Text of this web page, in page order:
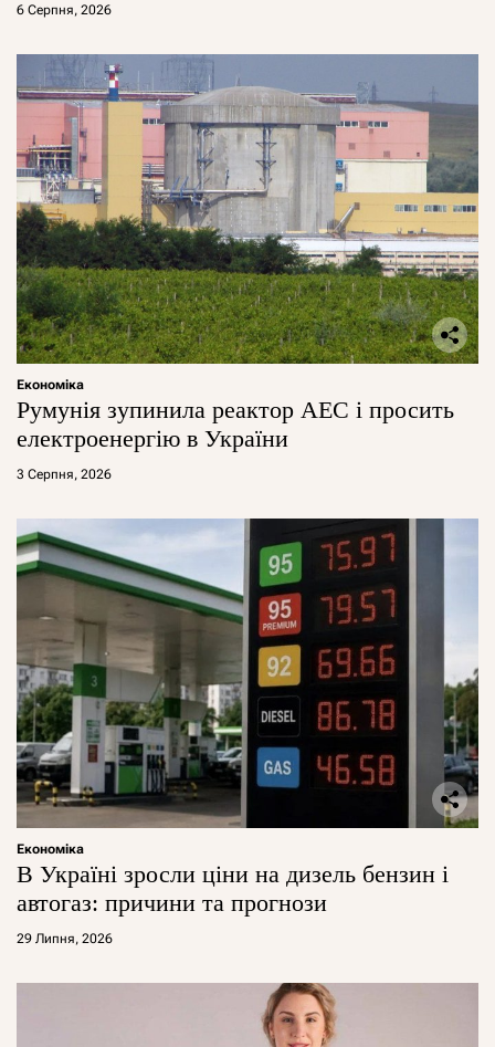
6 Серпня, 2026
Економіка
Румунія зупинила реактор АЕС і просить
електроенергію в України
3 Серпня, 2026
Економіка
В Україні зросли ціни на дизель бензин і
автогаз: причини та прогнози
29 Липня, 2026